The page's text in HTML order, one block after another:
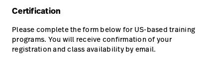
con nosotros
Carreras launch
con nosotros
Carreras
Baxter.com launch
Certification
Please complete the form below for US-based training
programs. You will receive confirmation of your
registration and class availability by email.